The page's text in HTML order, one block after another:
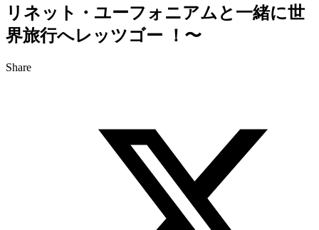
リ ネ ッ ト ・ ユーフ ォ ニアム と 一緒に世
界旅行へレ ッツゴー ！ 〜
Share